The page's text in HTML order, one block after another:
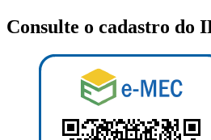
Consulte o cadastro do